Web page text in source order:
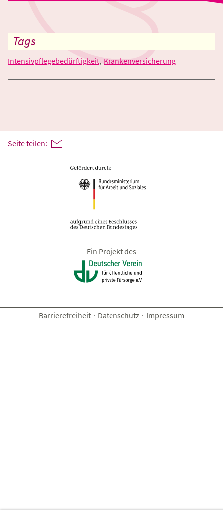
Tags
Intensivpflegebedürftigkeit Krankenversicherung
Seite teilen:
Ein Projekt des
Barrierefreiheit · Datenschutz · Impressum